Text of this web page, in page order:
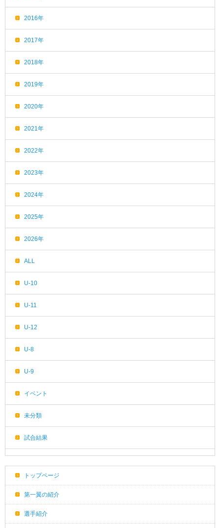
2016年
2017年
2018年
2019年
2020年
2021年
2022年
2023年
2024年
2025年
2026年
ALL
U-10
U-11
U-12
U-8
U-9
イベント
未分類
試合結果
トップページ
第一翼の紹介
選手紹介